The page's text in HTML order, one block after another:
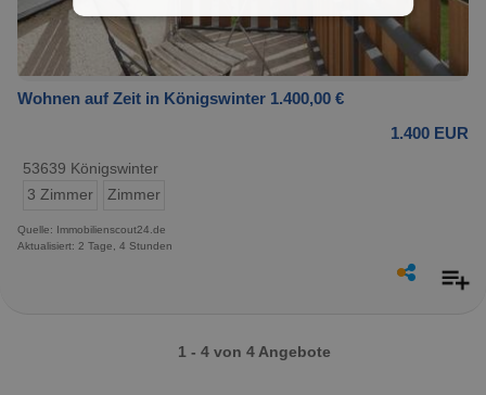
Wohnen auf Zeit in Königswinter 1.400,00 €
1.400 EUR
53639 Königswinter
3 Zimmer
Zimmer
Quelle: Immobilienscout24.de
Aktualisiert: 2 Tage, 4 Stunden
1 - 4 von 4 Angebote